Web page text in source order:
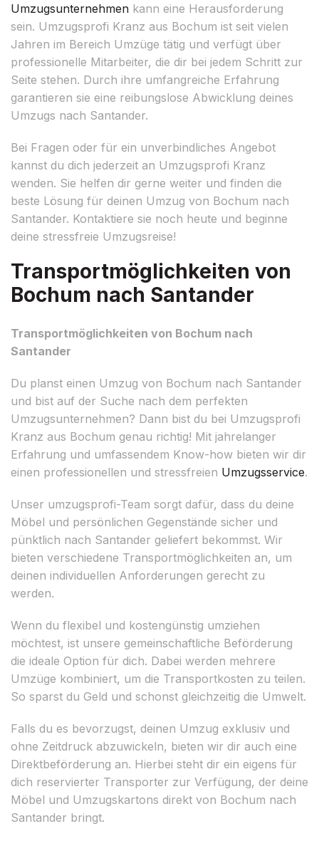
Umzugsunternehmen kann eine Herausforderung
sein. Umzugsprofi Kranz aus Bochum ist seit vielen
Jahren im Bereich Umzüge tätig und verfügt über
professionelle Mitarbeiter, die dir bei jedem Schritt zur
Seite stehen. Durch ihre umfangreiche Erfahrung
garantieren sie eine reibungslose Abwicklung deines
Umzugs nach Santander.
Bei Fragen oder für ein unverbindliches Angebot
kannst du dich jederzeit an Umzugsprofi Kranz
wenden. Sie helfen dir gerne weiter und finden die
beste Lösung für deinen Umzug von Bochum nach
Santander. Kontaktiere sie noch heute und beginne
deine stressfreie Umzugsreise!
Transportmöglichkeiten von
Bochum nach Santander
Transportmöglichkeiten von Bochum nach
Santander
Du planst einen Umzug von Bochum nach Santander
und bist auf der Suche nach dem perfekten
Umzugsunternehmen? Dann bist du bei Umzugsprofi
Kranz aus Bochum genau richtig! Mit jahrelanger
Erfahrung und umfassendem Know-how bieten wir dir
einen professionellen und stressfreien Umzugsservice.
Unser umzugsprofi-Team sorgt dafür, dass du deine
Möbel und persönlichen Gegenstände sicher und
pünktlich nach Santander geliefert bekommst. Wir
bieten verschiedene Transportmöglichkeiten an, um
deinen individuellen Anforderungen gerecht zu
werden.
Wenn du flexibel und kostengünstig umziehen
möchtest, ist unsere gemeinschaftliche Beförderung
die ideale Option für dich. Dabei werden mehrere
Umzüge kombiniert, um die Transportkosten zu teilen.
So sparst du Geld und schonst gleichzeitig die Umwelt.
Falls du es bevorzugst, deinen Umzug exklusiv und
ohne Zeitdruck abzuwickeln, bieten wir dir auch eine
Direktbeförderung an. Hierbei steht dir ein eigens für
dich reservierter Transporter zur Verfügung, der deine
Möbel und Umzugskartons direkt von Bochum nach
Santander bringt.